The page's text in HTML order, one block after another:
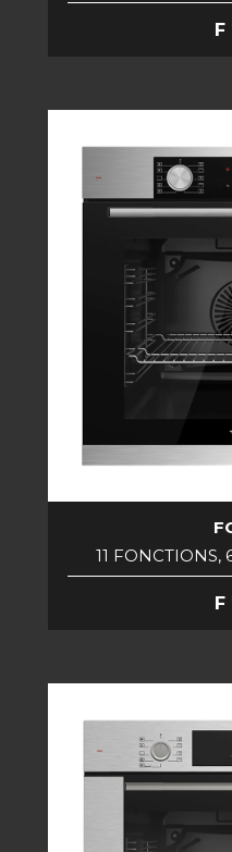
F
11 FONCTIONS,
F